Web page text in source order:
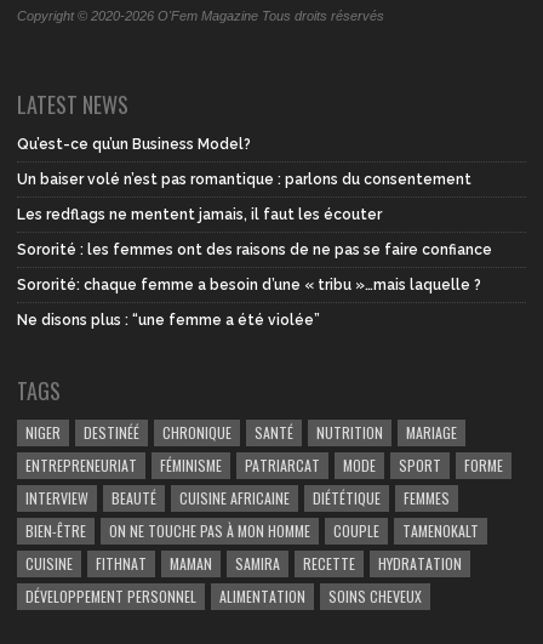
Copyright © 2020-2026 O'Fem Magazine Tous droits réservés
LATEST NEWS
Qu’est-ce qu’un Business Model?
Un baiser volé n’est pas romantique : parlons du consentement
Les redflags ne mentent jamais, il faut les écouter
Sororité : les femmes ont des raisons de ne pas se faire confiance
Sororité: chaque femme a besoin d’une « tribu »…mais laquelle ?
Ne disons plus : “une femme a été violée”
TAGS
NIGER DESTINÉÉ CHRONIQUE SANTÉ NUTRITION
MARIAGE
ENTREPRENEURIAT
FÉMINISME PATRIARCAT MODE SPORT
FORME
INTERVIEW
BEAUTÉ CUISINE AFRICAINE DIÉTÉTIQUE
FEMMES
BIEN-ÊTRE
ON NE TOUCHE PAS À MON HOMME COUPLE
TAMENOKALT
CUISINE
FITHNAT MAMAN SAMIRA RECETTE
HYDRATATION
DÉVELOPPEMENT PERSONNEL
ALIMENTATION SOINS CHEVEUX